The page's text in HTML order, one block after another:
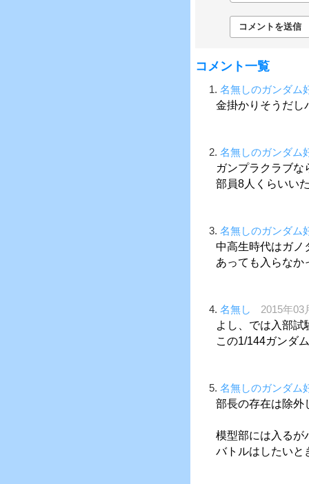
コメント一覧
1. 名無しのガンダム
金掛かりそうだし
2. 名無しのガンダム
ガンプラクラブな
部員8人くらいい
3. 名無しのガンダム
中高生時代はガ
あっても入らなか
4. 名無し 2015年03
よし、では入部試
この1/144ガンダ
5. 名無しのガンダム
部長の存在は除外
模型部には入るが
バトルはしたいと